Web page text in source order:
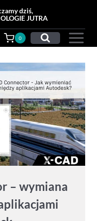
dziś,
JUTRA
0
– wymiana